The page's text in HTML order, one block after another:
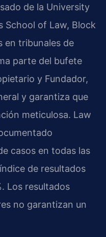
de la University
School of Law, Block
en tribunales de
parte del bufete
y Fundador,
y garantiza que
meticulosa. Law
casos en todas las
de resultados
Los resultados
no garantizan un